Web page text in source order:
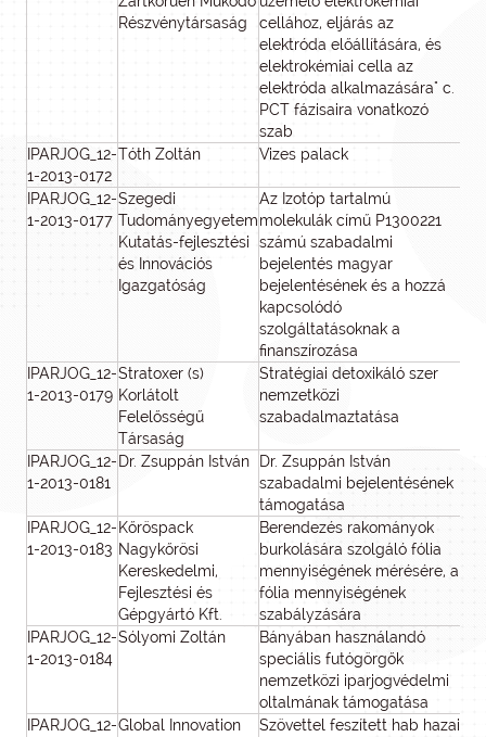
Részvénytársaság
cellához, eljárás az
elektróda előállítására, és
elektrokémiai cella az
elektróda alkalmazására" c.
PCT fázisaira vonatkozó
szab
IPARJOG_12-
1-2013-0172
Tóth Zoltán Vizes palack
IPARJOG_12-
1-2013-0177
Szegedi
Tudományegyetem
Kutatás-fejlesztési
és Innovációs
Igazgatóság
Az Izotóp tartalmú
molekulák című P1300221
számú szabadalmi
bejelentés magyar
bejelentésének és a hozzá
kapcsolódó
szolgáltatásoknak a
finanszírozása
IPARJOG_12-
1-2013-0179
Stratoxer (s)
Korlátolt
Felelősségű
Társaság
Stratégiai detoxikáló szer
nemzetközi
szabadalmaztatása
IPARJOG_12-
1-2013-0181
Dr. Zsuppán István
Dr. Zsuppán István
szabadalmi bejelentésének
támogatása
IPARJOG_12-
1-2013-0183
Kőröspack
Nagykőrösi
Kereskedelmi,
Fejlesztési és
Gépgyártó Kft.
Berendezés rakományok
burkolására szolgáló fólia
mennyiségének mérésére, a
fólia mennyiségének
szabályzására
IPARJOG_12-
1-2013-0184
Sólyomi Zoltán
Bányában használandó
speciális futógörgők
nemzetközi iparjogvédelmi
oltalmának támogatása
IPARJOG_12-Global Innovation
Szövettel feszített hab hazai